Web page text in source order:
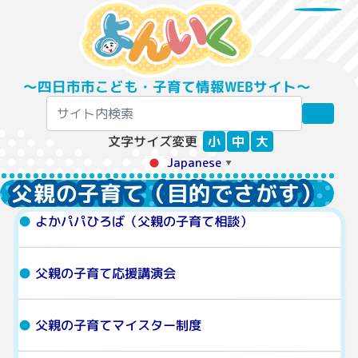
〜四日市市こども・子育て情報WEBサイト〜
文字サイズ変更 小 中 大
Japanese ▼
父親の子育て（目的でさがす）
よかパパひろば（父親の子育て相談）
父親の子育て応援講演会
父親の子育てマイスター制度